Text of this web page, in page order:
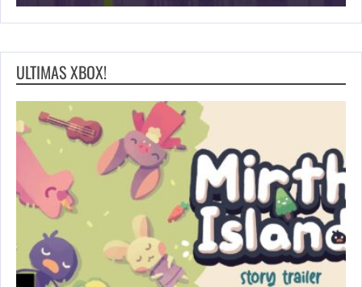
ULTIMAS XBOX!